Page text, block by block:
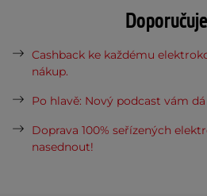
Cashback ke každému
nákup.
Po hlavě: Nový podcast vám
Doprava 100% seřízených
nasednout!